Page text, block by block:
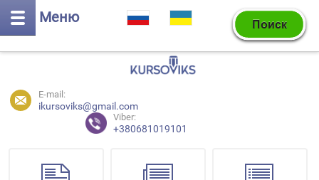
Меню
E-mail:
ikursoviks@gmail.com
Viber:
+380681019101